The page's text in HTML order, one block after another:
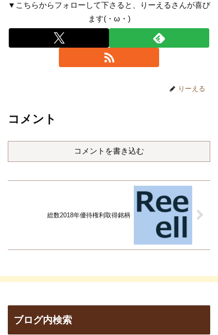
▼こちらからフォローして下さると、りーえるさんが喜び
ます(・ω・)
りーえる
コメント
コメントを書き込む
総数2018年優待権利取得銘柄
ブログ内検索